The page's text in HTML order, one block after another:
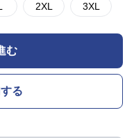
2XL 3XL
む
る